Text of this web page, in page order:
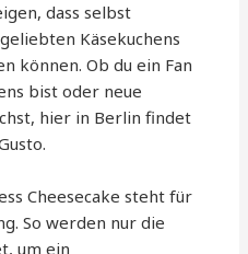
dass selbst
Käsekuchens
können. Ob du ein Fan
bist oder neue
hier in Berlin findet
Cheesecake steht für
So werden nur die
um ein